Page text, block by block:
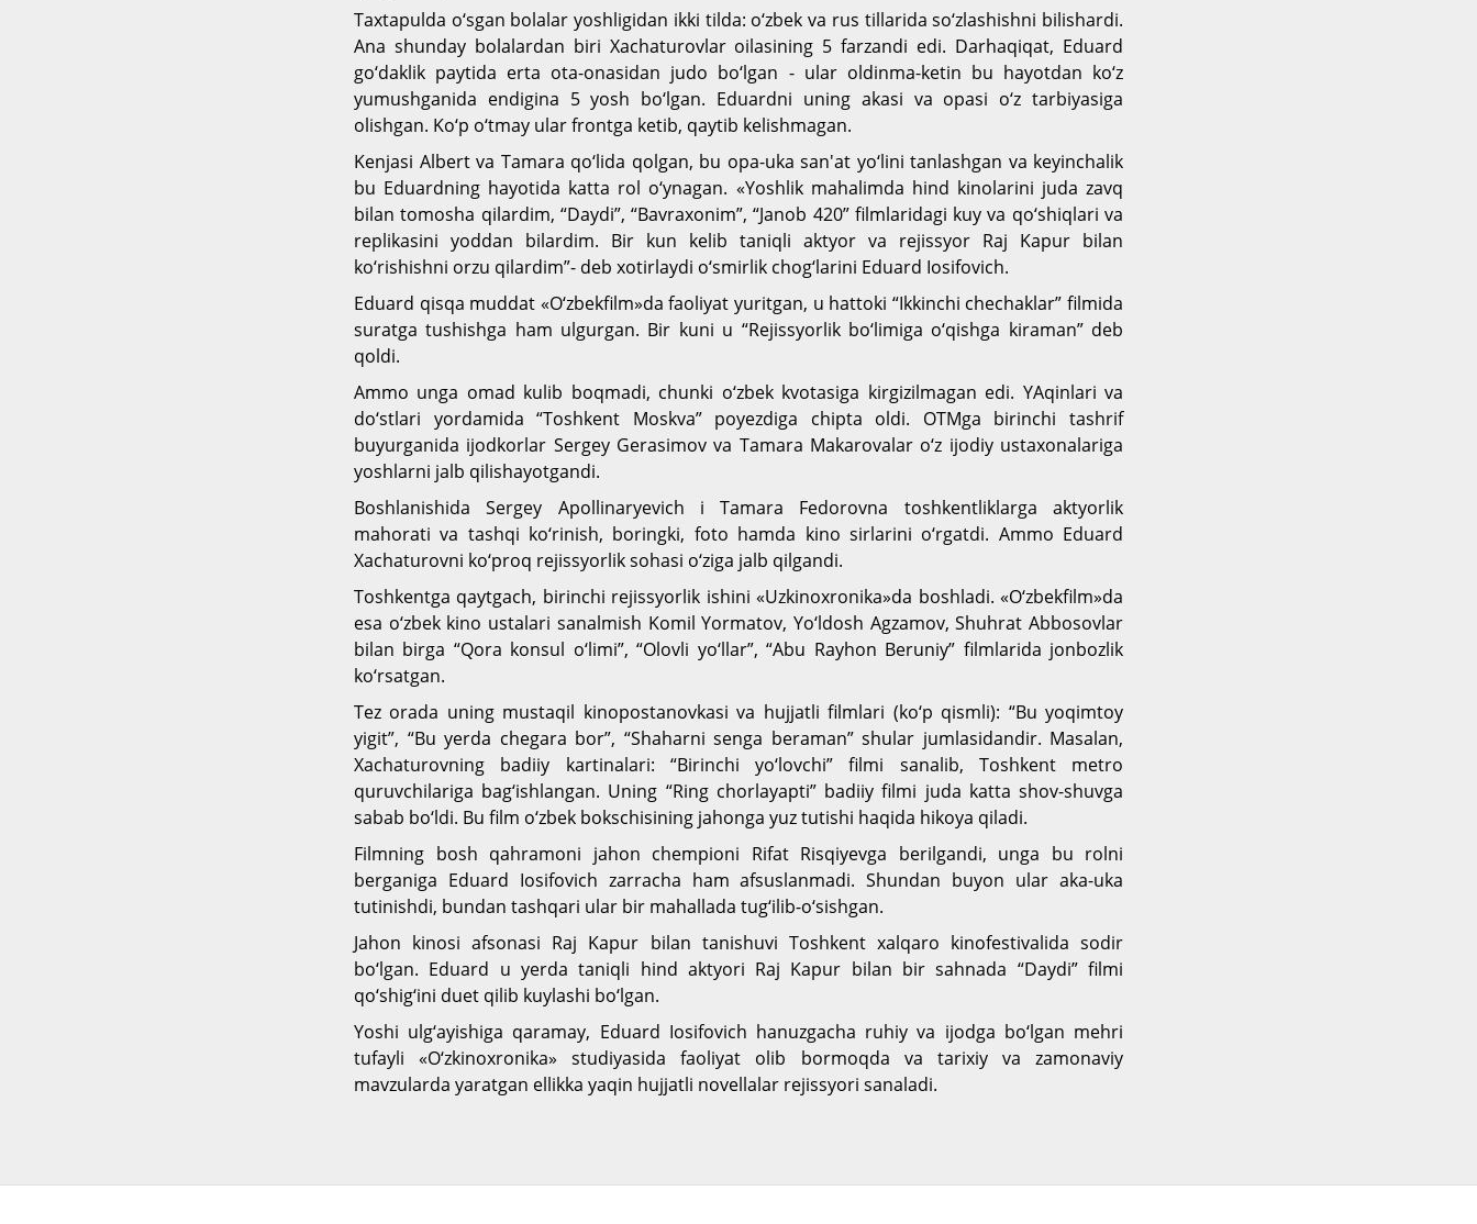
Taxtapulda o‘sgan bolalar yoshligidan ikki tilda: o‘zbek va rus tillarida so‘zlashishni bilishardi.
Ana shunday bolalardan biri Xachaturovlar oilasining 5 farzandi edi. Darhaqiqat, Eduard
go‘daklik paytida erta ota-onasidan judo bo‘lgan - ular oldinma-ketin bu hayotdan ko‘z
yumushganida endigina 5 yosh bo‘lgan. Eduardni uning akasi va opasi o‘z tarbiyasiga
olishgan. Ko‘p o‘tmay ular frontga ketib, qaytib kelishmagan.
Kenjasi Albert va Tamara qo‘lida qolgan, bu opa-uka san'at yo‘lini tanlashgan va keyinchalik
bu Eduardning hayotida katta rol o‘ynagan. «Yoshlik mahalimda hind kinolarini juda zavq
bilan tomosha qilardim, “Daydi”, “Bavraxonim”, “Janob 420” filmlaridagi kuy va qo‘shiqlari va
replikasini yoddan bilardim. Bir kun kelib taniqli aktyor va rejissyor Raj Kapur bilan
ko‘rishishni orzu qilardim”- deb xotirlaydi o‘smirlik chog‘larini Eduard Iosifovich.
Eduard qisqa muddat «O‘zbekfilm»da faoliyat yuritgan, u hattoki “Ikkinchi chechaklar” filmida
suratga tushishga ham ulgurgan. Bir kuni u “Rejissyorlik bo‘limiga o‘qishga kiraman” deb
qoldi.
Ammo unga omad kulib boqmadi, chunki o‘zbek kvotasiga kirgizilmagan edi. YAqinlari va
do‘stlari yordamida “Toshkent Moskva” poyezdiga chipta oldi. OTMga birinchi tashrif
buyurganida ijodkorlar Sergey Gerasimov va Tamara Makarovalar o‘z ijodiy ustaxonalariga
yoshlarni jalb qilishayotgandi.
Boshlanishida Sergey Apollinaryevich i Tamara Fedorovna toshkentliklarga aktyorlik
mahorati va tashqi ko‘rinish, boringki, foto hamda kino sirlarini o‘rgatdi. Ammo Eduard
Xachaturovni ko‘proq rejissyorlik sohasi o‘ziga jalb qilgandi.
Toshkentga qaytgach, birinchi rejissyorlik ishini «Uzkinoxronika»da boshladi. «O‘zbekfilm»da
esa o‘zbek kino ustalari sanalmish Komil Yormatov, Yo‘ldosh Agzamov, Shuhrat Abbosovlar
bilan birga “Qora konsul o‘limi”, “Olovli yo‘llar”, “Abu Rayhon Beruniy” filmlarida jonbozlik
ko‘rsatgan.
Tez orada uning mustaqil kinopostanovkasi va hujjatli filmlari (ko‘p qismli): “Bu yoqimtoy
yigit”, “Bu yerda chegara bor”, “Shaharni senga beraman” shular jumlasidandir. Masalan,
Xachaturovning badiiy kartinalari: “Birinchi yo‘lovchi” filmi sanalib, Toshkent metro
quruvchilariga bag‘ishlangan. Uning “Ring chorlayapti” badiiy filmi juda katta shov-shuvga
sabab bo‘ldi. Bu film o‘zbek bokschisining jahonga yuz tutishi haqida hikoya qiladi.
Filmning bosh qahramoni jahon chempioni Rifat Risqiyevga berilgandi, unga bu rolni
berganiga Eduard Iosifovich zarracha ham afsuslanmadi. Shundan buyon ular aka-uka
tutinishdi, bundan tashqari ular bir mahallada tug‘ilib-o‘sishgan.
Jahon kinosi afsonasi Raj Kapur bilan tanishuvi Toshkent xalqaro kinofestivalida sodir
bo‘lgan. Eduard u yerda taniqli hind aktyori Raj Kapur bilan bir sahnada “Daydi” filmi
qo‘shig‘ini duet qilib kuylashi bo‘lgan.
Yoshi ulg‘ayishiga qaramay, Eduard Iosifovich hanuzgacha ruhiy va ijodga bo‘lgan mehri
tufayli «O‘zkinoxronika» studiyasida faoliyat olib bormoqda va tarixiy va zamonaviy
mavzularda yaratgan ellikka yaqin hujjatli novellalar rejissyori sanaladi.